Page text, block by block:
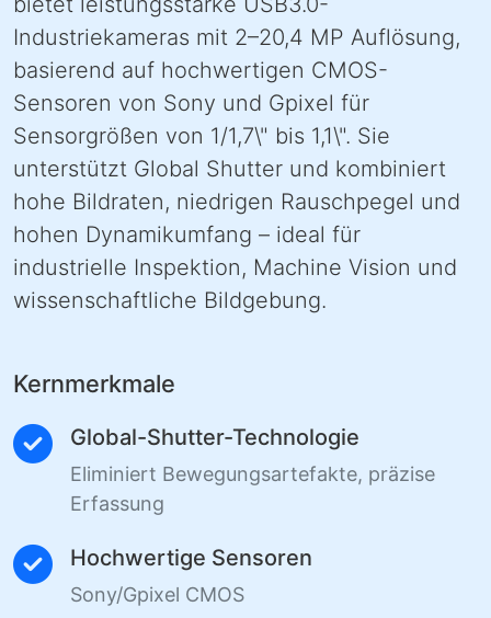
I3CMOS USB3 dimensions (38 mm)
Abmessungszeichnung
Applicable: I3CMOS04200KMA
Zum Vergrößern auf das Bild klicken
Die I3CMOS-Serie von ToupTek Photonics
bietet leistungsstarke USB3.0-
Sensoren von Sony und Gpixel für
Sensorgrößen von 1/1,7\" bis 1,1\". Sie
unterstützt Global Shutter und kombiniert
hohe Bildraten, niedrigen Rauschpegel und
industrielle Inspektion, Machine Vision und
wissenschaftliche Bildgebung.